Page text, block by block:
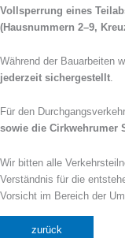
Vollsperrung eines
(Hausnummern 2–9,
Während der Bauarbeiten
jederzeit sichergestellt.
Für den
sowie die Cirkwehrumer
Wir bitten alle
Verständnis für die
Vorsicht im Bereich der
zurück